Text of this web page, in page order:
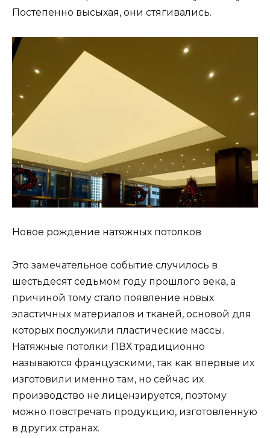
Постепенно высыхая, они стягивались.
Новое рождение натяжных потолков
Это замечательное событие случилось в
шестьдесят седьмом году прошлого века, а
причиной тому стало появление новых
эластичных материалов и тканей, основой для
которых послужили пластические массы.
Натяжные потолки ПВХ традиционно
называются французскими, так как впервые их
изготовили именно там, но сейчас их
производство не лицензируется, поэтому
можно повстречать продукцию, изготовленную
в других странах.